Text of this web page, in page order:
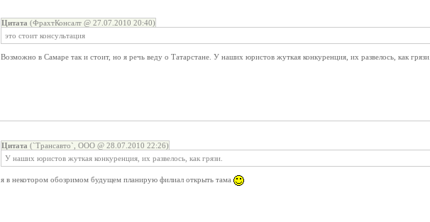
Цитата (ФрахтКонсалт @ 27.07.2010 20:40)
это стоит консультация
Возможно в Самаре так и стоит, но я речь веду о Татарстане. У наших юристов жуткая конкуренция, их развелось, как грязи.
Цитата (`Трансавто`, ООО @ 28.07.2010 22:26)
У наших юристов жуткая конкуренция, их развелось, как грязи.
я в некотором обозримом будущем планирую филиал открыть тама